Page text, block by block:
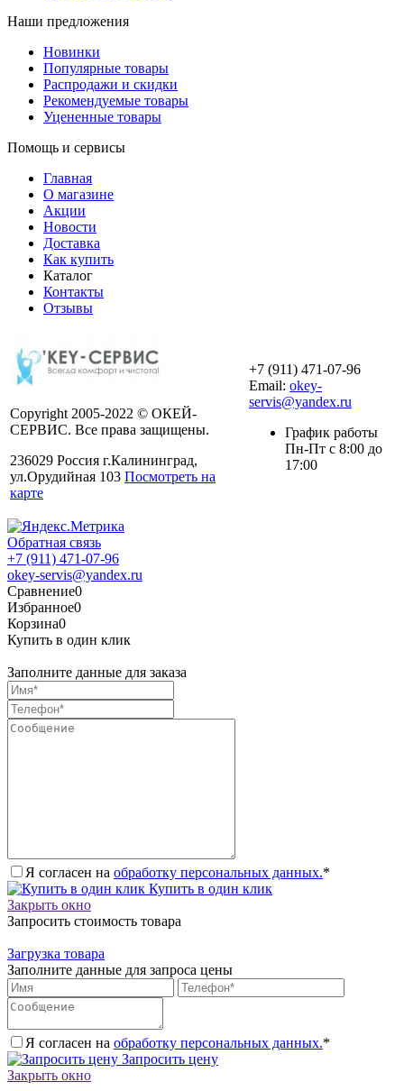
Наши предложения
Новинки
Популярные товары
Распродажи и скидки
Рекомендуемые товары
Уцененные товары
Помощь и сервисы
Главная
О магазине
Акции
Новости
Доставка
Как купить
Каталог
Контакты
Отзывы
Copyright 2005-2022 © ОКЕЙ-
СЕРВИС. Все права защищены.
236029 Россия г.Калининград,
ул.Орудийная 103 Посмотреть на
карте
+7 (911) 471-07-96
Email: okey-
servis@yandex.ru
График работы
Пн-Пт с 8:00 до
17:00
Обратная связь
+7 (911) 471-07-96
okey-servis@yandex.ru
Сравнение0
Избранное0
Корзина0
Купить в один клик
Заполните данные для заказа
Я согласен на обработку персональных данных.*
Купить в один клик
Закрыть окно
Запросить стоимость товара
Загрузка товара
Заполните данные для запроса цены
Я согласен на обработку персональных данных.*
Запросить цену
Закрыть окно